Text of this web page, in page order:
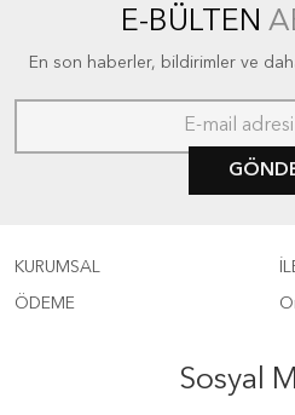
E-BÜLTEN
En son haberler, bildirimler ve
KURUMSAL
ÖDEME
Sosyal